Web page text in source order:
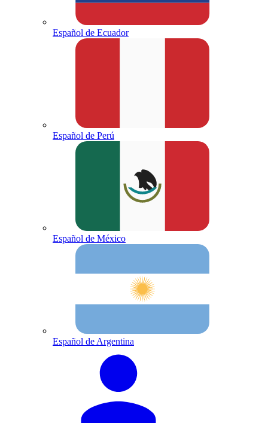
Español de Ecuador
Español de Perú
Español de México
Español de Argentina